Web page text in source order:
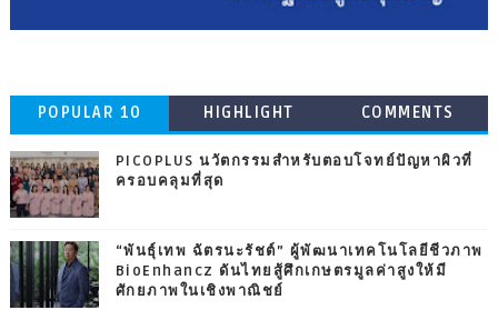
POPULAR 10 HIGHLIGHT COMMENTS
PICOPLUS นวัตกรรมสำหรับตอบโจทย์ปัญหาผิวที่
ครอบคลุมที่สุด
“พันธุ์เทพ ฉัตรนะรัชต์” ผู้พัฒนาเทคโนโลยีชีวภาพ
BioEnhancz ดันไทยสู้ศึกเกษตรมูลค่าสูงให้มี
ศักยภาพในเชิงพาณิชย์